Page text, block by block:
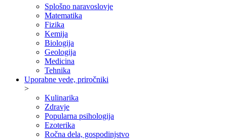
Splošno naravoslovje
Matematika
Fizika
Kemija
Biologija
Geologija
Medicina
Tehnika
Uporabne vede, priročniki
>
Kulinarika
Zdravje
Popularna psihologija
Ezoterika
Ročna dela, gospodinjstvo